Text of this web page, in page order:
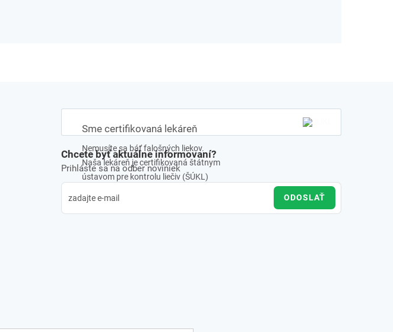
Sme certifikovaná lekáreň
Nemusíte sa báť falošných liekov.
Naša lekáreň je certifikovaná štátnym
ústavom pre kontrolu liečiv (ŠÚKL)
Chcete byť aktuálne informovaní?
Prihláste sa na odber noviniek
ODOSLAŤ